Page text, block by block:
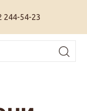
244-54-23